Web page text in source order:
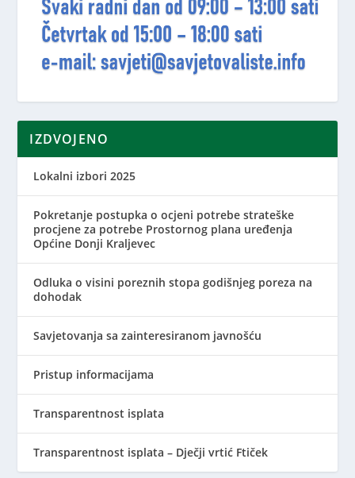
IZDVOJENO
Lokalni izbori 2025
Pokretanje postupka o ocjeni potrebe strateške
procjene za potrebe Prostornog plana uređenja
Općine Donji Kraljevec
Odluka o visini poreznih stopa godišnjeg poreza na
dohodak
Savjetovanja sa zainteresiranom javnošću
Pristup informacijama
Transparentnost isplata
Transparentnost isplata – Dječji vrtić Ftiček